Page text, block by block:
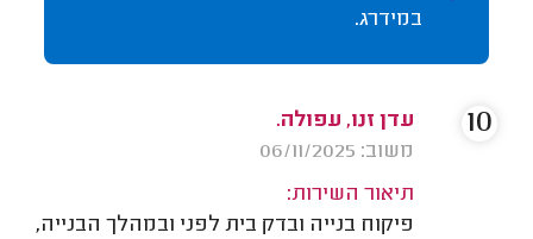
במידרג.
עדן זנו, עפולה.
משוב: 06/11/2025
תיאור השירות:
פיקוח בנייה ובדק בית לפני ובמהלך הבנייה,
10